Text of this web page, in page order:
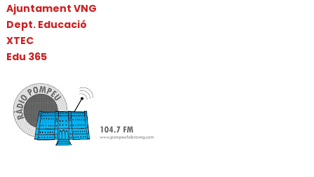
Ajuntament VNG
Dept. Educació
XTEC
Edu 365